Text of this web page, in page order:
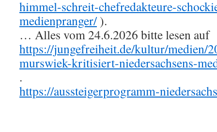
himmel-schreit-chefredakteure-
medienpranger/).
… Alles vom 24.6.2026 bitte lesen auf
https://jungefreiheit.de/kultur/medien/
murswiek-kritisiert-niedersachsens-
.
https://aussteigerprogramm-